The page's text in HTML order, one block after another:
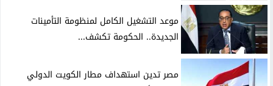
موعد التشغيل الكامل لمنظومة التأمينات
الجديدة.. الحكومة تكشف...
مصر تدين استهداف مطار الكويت الدولي